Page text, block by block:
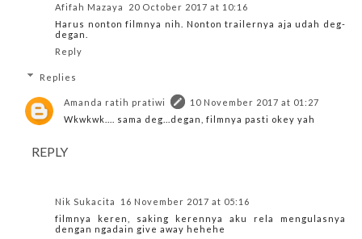
Afifah Mazaya
20 October 2017 at 10:16
Harus nonton filmnya nih. Nonton trailernya aja udah deg-
degan.
Reply
Replies
Amanda ratih pratiwi
10 November 2017 at 01:27
Wkwkwk.... sama deg...degan, filmnya pasti okey yah
REPLY
Nik Sukacita
16 November 2017 at 05:16
filmnya keren, saking kerennya aku rela mengulasnya
dengan ngadain give away hehehe